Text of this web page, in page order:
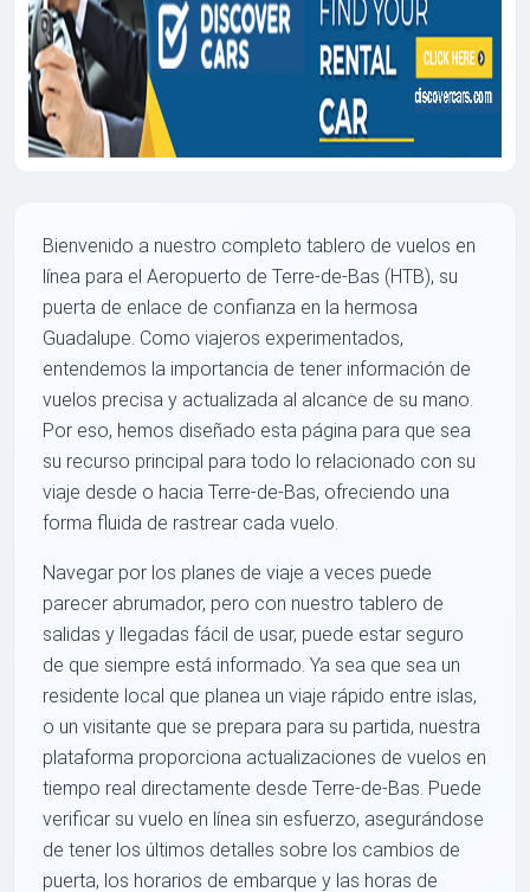
Bienvenido a nuestro completo tablero de vuelos en
línea para el Aeropuerto de Terre-de-Bas (HTB), su
puerta de enlace de confianza en la hermosa
Guadalupe. Como viajeros experimentados,
entendemos la importancia de tener información de
vuelos precisa y actualizada al alcance de su mano.
Por eso, hemos diseñado esta página para que sea
su recurso principal para todo lo relacionado con su
viaje desde o hacia Terre-de-Bas, ofreciendo una
forma fluida de rastrear cada vuelo.
Navegar por los planes de viaje a veces puede
parecer abrumador, pero con nuestro tablero de
salidas y llegadas fácil de usar, puede estar seguro
de que siempre está informado. Ya sea que sea un
residente local que planea un viaje rápido entre islas,
o un visitante que se prepara para su partida, nuestra
plataforma proporciona actualizaciones de vuelos en
tiempo real directamente desde Terre-de-Bas. Puede
verificar su vuelo en línea sin esfuerzo, asegurándose
de tener los últimos detalles sobre los cambios de
puerta, los horarios de embarque y las horas de